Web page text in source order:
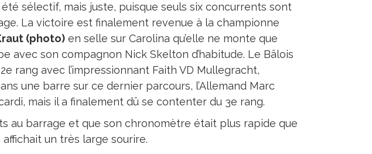
sélectif, mais juste, puisque seuls six concurrents sont
La victoire est finalement revenue à la championne
(photo)en selle sur Carolina qu’elle ne monte que
avec son compagnon Nick Skelton d’habitude. Le Bâlois
rang avec l’impressionnant Faith VD Mullegracht,
une barre sur ce dernier parcours, l’Allemand Marc
mais il a finalement dû se contenter du 3e rang.
au barrage et que son chronomètre était plus rapide que
un très large sourire.